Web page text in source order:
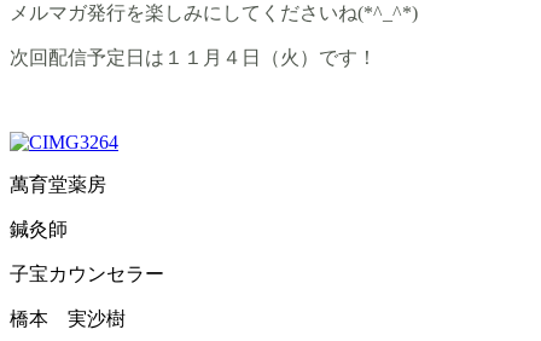
メルマガ発行を楽しみにしてくださいね(*^_^*)
次回配信予定日は１１月４日（火）です！
萬育堂薬房
鍼灸師
子宝カウンセラー
橋本 実沙樹